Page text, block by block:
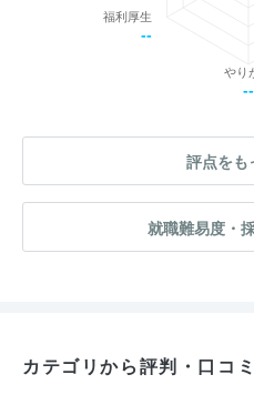
やり
--
福利厚生
--
評点をも
就職難易度・
カテゴリから評判・口コ